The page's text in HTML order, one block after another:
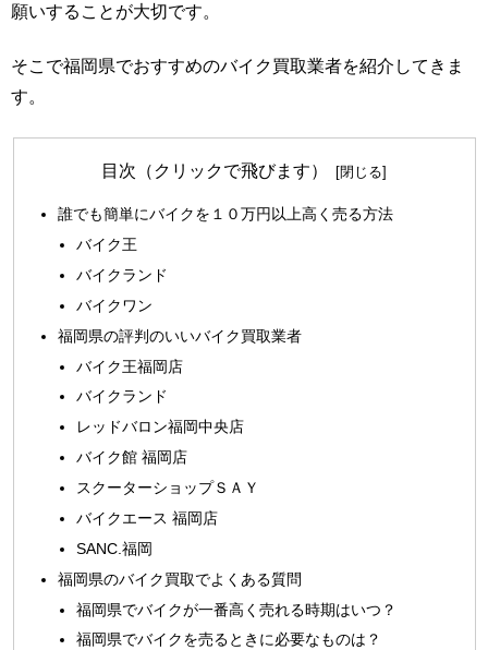
願いすることが大切です。
そこで福岡県でおすすめのバイク買取業者を紹介してきま
す。
目次（クリックで飛びます）
誰でも簡単にバイクを１０万円以上高く売る方法
バイク王
バイクランド
バイクワン
福岡県の評判のいいバイク買取業者
バイク王福岡店
バイクランド
レッドバロン福岡中央店
バイク館 福岡店
スクーターショップＳＡＹ
バイクエース 福岡店
SANC.福岡
福岡県のバイク買取でよくある質問
福岡県でバイクが一番高く売れる時期はいつ？
福岡県でバイクを売るときに必要なものは？